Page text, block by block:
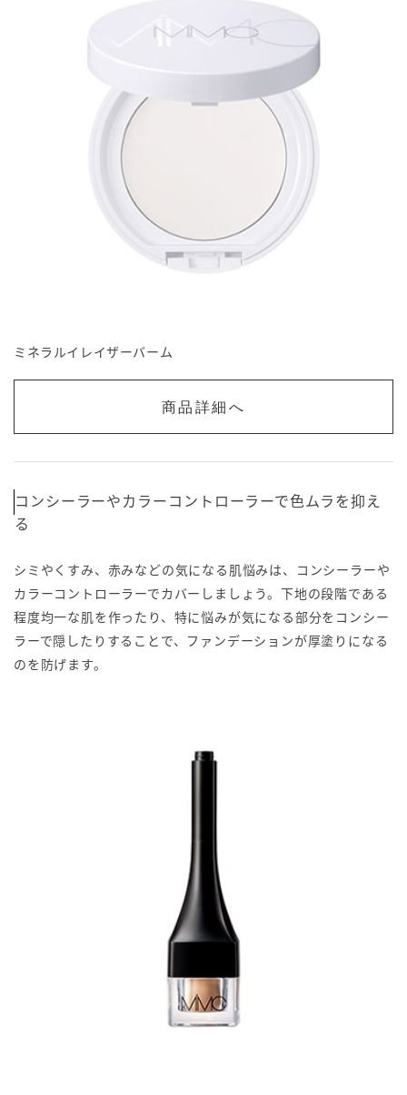
ミネラルイレイザーバーム
商品詳細へ
コンシーラーやカラーコントローラーで色ムラを抑え
る
シミやくすみ、赤みなどの気になる肌悩みは、コンシーラーや
カラーコントローラーでカバーしましょう。下地の段階である
程度均一な肌を作ったり、特に悩みが気になる部分をコンシー
ラーで隠したりすることで、ファンデーションが厚塗りになる
のを防げます。